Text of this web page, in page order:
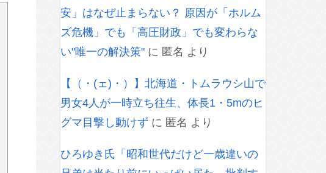
安」はなぜ止まらない？ 原因が「ホルム
ズ危機」でも「高圧財政」でも変わらな
い"唯一の解決策" に 匿名 より
【（・(ェ)・）】北海道・トムラウシ山で
男女4人が一時立ち往生、体長1・5mのヒ
グマ目撃し動けず に 匿名 より
ひろゆき氏「昭和世代だけど一歳違いの